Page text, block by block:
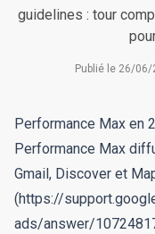
guidelines : tour
Publié le 26/06/
Performance Max en
Performance Max
Gmail, Discover et
(https://
ads/answer/